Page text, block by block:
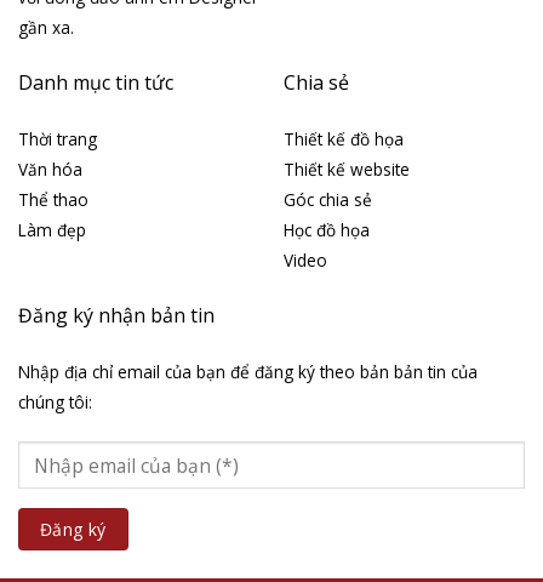
gần xa.
Danh mục tin tức
Thời trang
Văn hóa
Thể thao
Làm đẹp
Chia sẻ
Thiết kế đồ họa
Thiết kế website
Góc chia sẻ
Học đồ họa
Video
Đăng ký nhận bản tin
Nhập địa chỉ email của bạn để đăng ký theo bản bản tin của
chúng tôi: